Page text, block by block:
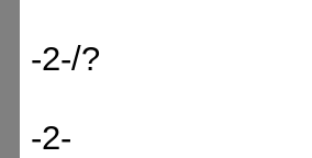
-2-/?
-2-